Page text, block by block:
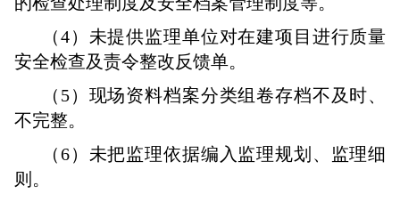
（4）未提供监理单位对在建项目进行质量
安全检查及责令整改反馈单。
（5）现场资料档案分类组卷存档不及时、
不完整。
（6）未把监理依据编入监理规划、监理细
则。